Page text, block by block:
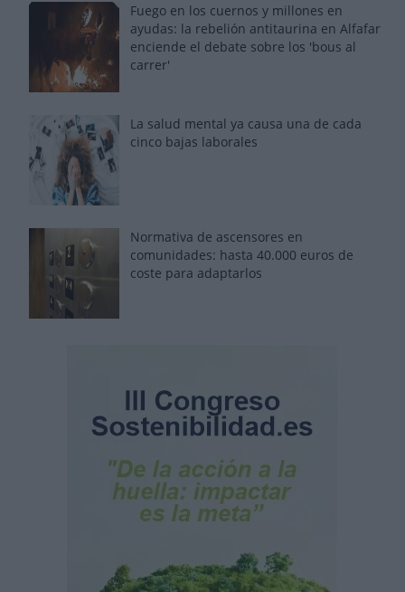
Fuego en los cuernos y millones en
ayudas: la rebelión antitaurina en Alfafar
enciende el debate sobre los 'bous al
carrer'
La salud mental ya causa una de cada
cinco bajas laborales
Normativa de ascensores en
comunidades: hasta 40.000 euros de
coste para adaptarlos